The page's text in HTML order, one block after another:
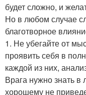
будет сложно, и
Но в любом случае
благотворное
1. Не убегайте от
проявить себя в
каждой из них,
Врага нужно знать в
хорошему не